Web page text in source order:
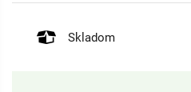
Skladom